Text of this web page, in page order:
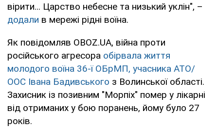
вірити... Царство небесне та низький уклін", –
додали в мережі рідні воїна.
Як повідомляв OBOZ.UA, війна проти
російського агресора обірвала життя
молодого воїна 36-ї ОБрМП, учасника АТО/
ООС Івана Бадивського з Волинської області.
Захисник із позивним "Морпіх" помер у лікарні
від отриманих у бою поранень, йому було 27
років.